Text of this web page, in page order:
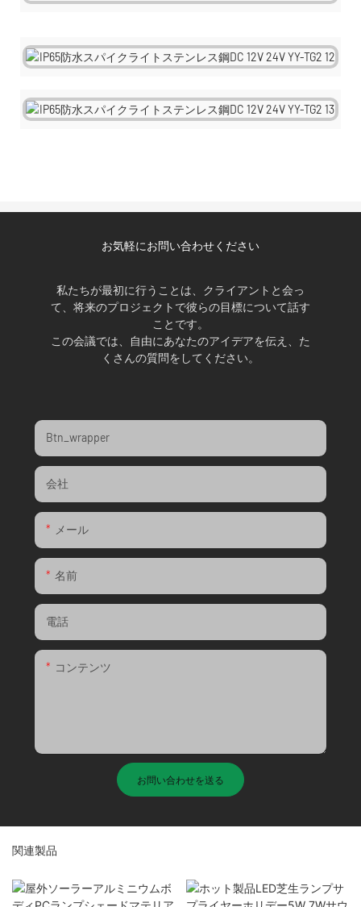
お気軽にお問い合わせください
私たちが最初に行うことは、クライアントと会っ
て、将来のプロジェクトで彼らの目標について話す
ことです。
この会議では、自由にあなたのアイデアを伝え、た
くさんの質問をしてください。
Btn_wrapper
会社
メール
名前
電話
コンテンツ
お問い合わせを送る
関連製品